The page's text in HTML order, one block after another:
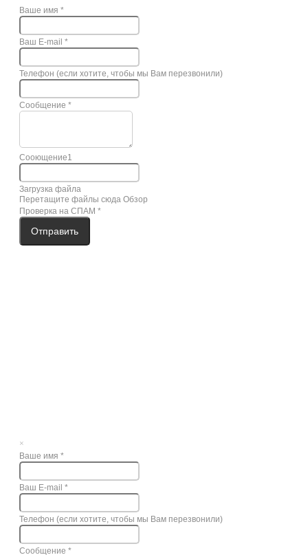
Ваше имя *
Ваш E-mail *
Телефон (если хотите, чтобы мы Вам перезвонили)
Сообщение *
Сооющение1
Загрузка файла
Перетащите файлы сюда Обзор
Проверка на СПАМ *
Отправить
×
Ваше имя *
Ваш E-mail *
Телефон (если хотите, чтобы мы Вам перезвонили)
Сообщение *